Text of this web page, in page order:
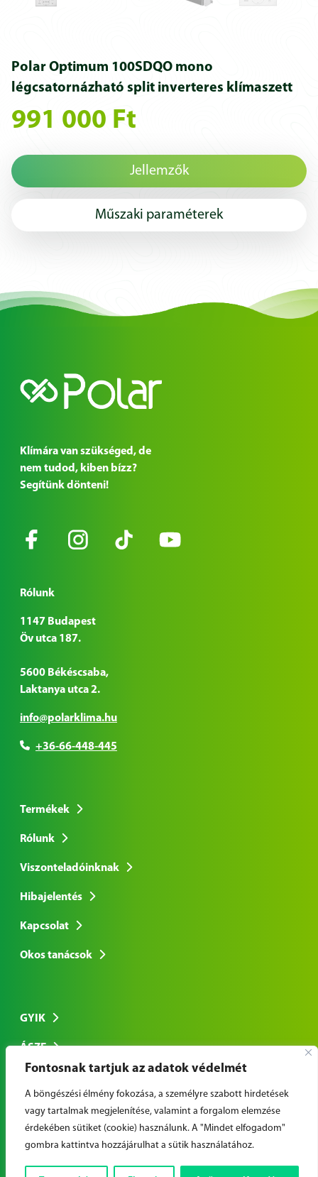
Fontosnak tartjuk az adatok védelmét
A böngészési élmény fokozása, a személyre szabott hirdetések
vagy tartalmak megjelenítése, valamint a forgalom elemzése
érdekében sütiket (cookie) használunk. A "Mindet elfogadom"
gombra kattintva hozzájárulhat a sütik használatához.
Polar Optimum 100SDQO mono
légcsatornázható split inverteres klímaszett
991 000 Ft
Jellemzők
Műszaki paraméterek
Klímára van szükséged, de
nem tudod, kiben bízz?
Segítünk dönteni!
Rólunk
1147 Budapest
Öv utca 187.
5600 Békéscsaba,
Laktanya utca 2.
info@polarklima.hu
+36-66-448-445
Termékek
Rólunk
Viszonteladóinknak
Hibajelentés
Kapcsolat
Okos tanácsok
GYIK
ÁSZF
Adatkezelési tájékoztató
© Copyright 2026 Cool-Airconditional Nyrt. | Minden jog